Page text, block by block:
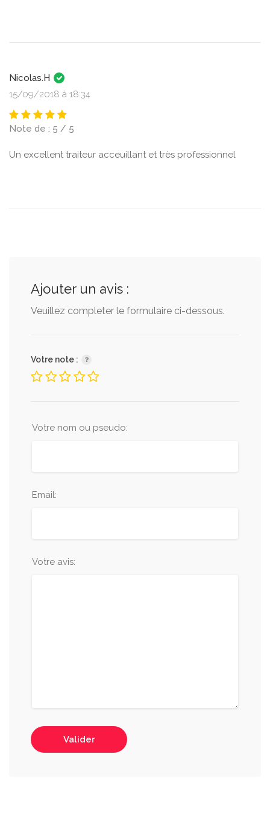
Nicolas.H
15/09/2018 à 18:34
Note de : 5 / 5
Un excellent traiteur acceuillant et très professionnel
Ajouter un avis :
Veuillez completer le formulaire ci-dessous.
Votre note :
Votre nom ou pseudo:
Email:
Votre avis:
Valider